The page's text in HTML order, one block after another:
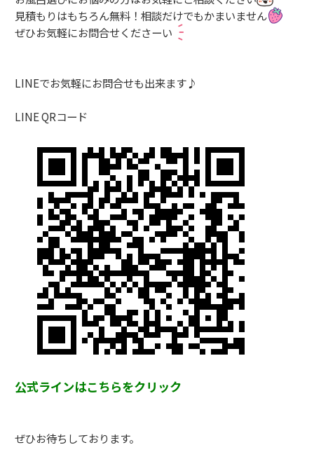
見積もりはもちろん無料！相談だけでもかまいません
ぜひお気軽にお問合せくださーい
LINEでお気軽にお問合せも出来ます♪
LINE QRコード
公式ラインはこちらをクリック
ぜひお待ちしております。